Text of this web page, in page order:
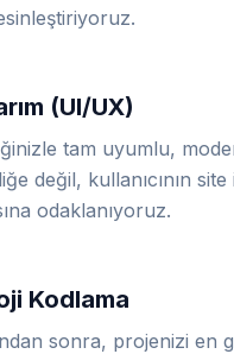
(UI/UX)
tam uyumlu,
değil, kullanıcının
odaklanıyoruz.
Kodlama
sonra, projenizi en